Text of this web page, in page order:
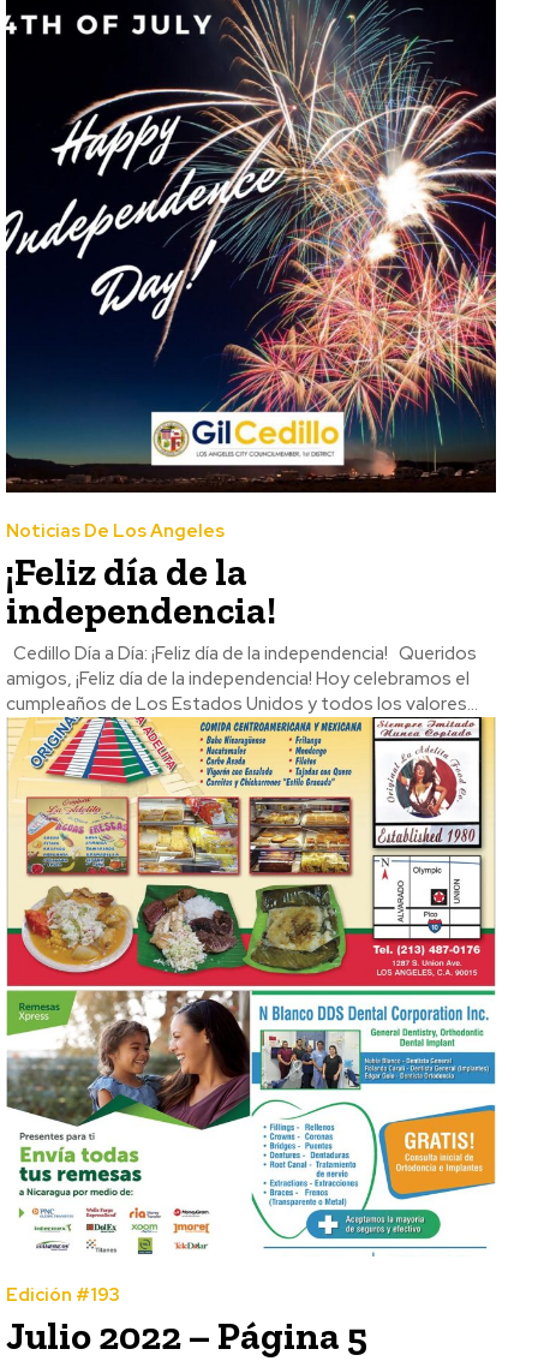
Noticias De Los Angeles
¡Feliz día de la
independencia!
Cedillo Día a Día: ¡Feliz día de la independencia! Queridos
amigos, ¡Feliz día de la independencia! Hoy celebramos el
cumpleaños de Los Estados Unidos y todos los valores...
Edición #193
Julio 2022 – Página 5